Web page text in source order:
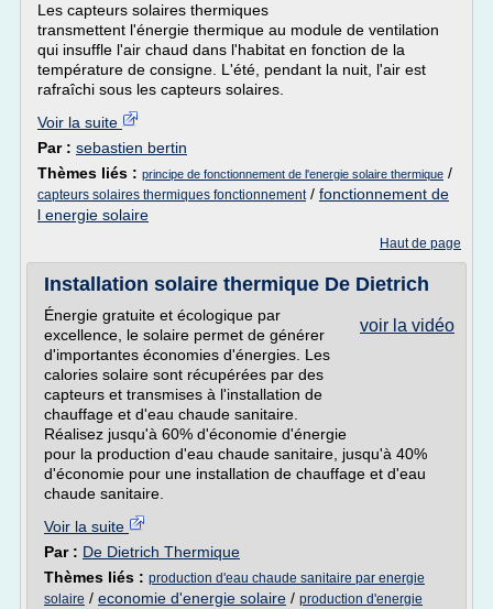
Les capteurs solaires thermiques
transmettent l'énergie thermique au module de ventilation
qui insuffle l'air chaud dans l'habitat en fonction de la
température de consigne. L'été, pendant la nuit, l'air est
rafraîchi sous les capteurs solaires.
Voir la suite
Par : sebastien bertin
Thèmes liés : principe de fonctionnement de l'energie solaire thermique /
capteurs solaires thermiques fonctionnement/ fonctionnement de
l energie solaire
Haut de page
Installation solaire thermique De Dietrich
voir la vidéo
Énergie gratuite et écologique par
excellence, le solaire permet de générer
d'importantes économies d'énergies. Les
calories solaire sont récupérées par des
capteurs et transmises à l'installation de
chauffage et d'eau chaude sanitaire.
Réalisez jusqu'à 60% d'économie d'énergie
pour la production d'eau chaude sanitaire, jusqu'à 40%
d'économie pour une installation de chauffage et d'eau
chaude sanitaire.
Voir la suite
Par : De Dietrich Thermique
Thèmes liés : production d'eau chaude sanitaire par energie
solaire / economie d'energie solaire / production d'energie